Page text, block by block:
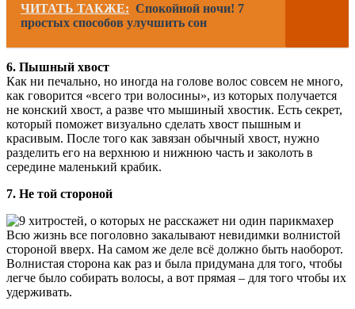
ЧИТАТЬ ТАКЖЕ: Спокойной ночи! 7
простых способов улучшить сон
6. Пышный хвост
Как ни печально, но иногда на голове волос совсем не много,
как говорится «всего три волосины», из которых получается
не конский хвост, а разве что мышиный хвостик. Есть секрет,
который поможет визуально сделать хвост пышным и
красивым. После того как завязан обычный хвост, нужно
разделить его на верхнюю и нижнюю часть и заколоть в
середине маленький крабик.
7. Не той стороной
Всю жизнь все поголовно закалывают невидимки волнистой
стороной вверх. На самом же деле всё должно быть наоборот.
Волнистая сторона как раз и была придумана для того, чтобы
легче было собирать волосы, а вот прямая – для того чтобы их
удерживать.